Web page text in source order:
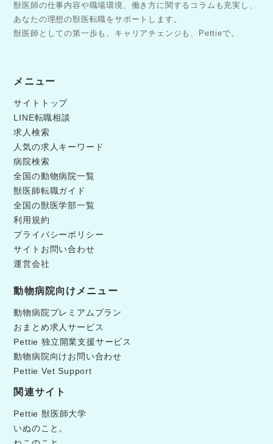
獣医師の仕事内容や職場環境、働き方に関するコラムも充実し、
あなたの理想の獣医転職をサポートします。
獣医師としての第一歩も、キャリアチェンジも、Pettieで。
メニュー
サイトトップ
LINE転職相談
求人検索
人気の求人キーワード
病院検索
全国の動物病院一覧
獣医師転職ガイド
全国の獣医学部一覧
利用規約
プライバシーポリシー
サイトお問い合わせ
運営会社
動物病院向けメニュー
動物病院プレミアムプラン
おまとめ求人サービス
Pettie 独立開業支援サービス
動物病院向けお問い合わせ
Pettie Vet Support
関連サイト
Pettie 獣医師大学
いぬのこと。